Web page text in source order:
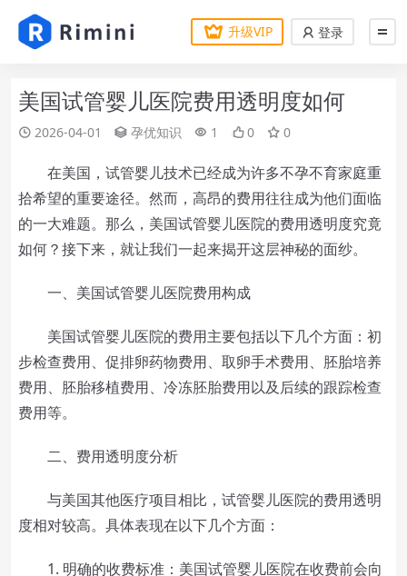
升级VIP 登录
美国试管婴儿医院费用透明度如何
2026-04-01 孕优知识 1 0 0
在美国，试管婴儿技术已经成为许多不孕不育家庭重
拾希望的重要途径。然而，高昂的费用往往成为他们面临
的一大难题。那么，美国试管婴儿医院的费用透明度究竟
如何？接下来，就让我们一起来揭开这层神秘的面纱。
一、美国试管婴儿医院费用构成
美国试管婴儿医院的费用主要包括以下几个方面：初
步检查费用、促排卵药物费用、取卵手术费用、胚胎培养
费用、胚胎移植费用、冷冻胚胎费用以及后续的跟踪检查
费用等。
二、费用透明度分析
与美国其他医疗项目相比，试管婴儿医院的费用透明
度相对较高。具体表现在以下几个方面：
1. 明确的收费标准：美国试管婴儿医院在收费前会向